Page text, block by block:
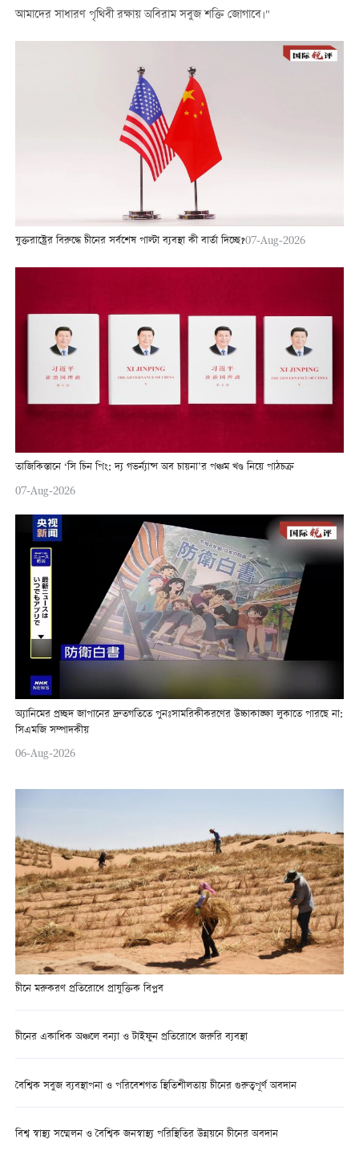
আমাদের সাধারণ পৃথিবী রক্ষায় অবিরাম সবুজ শক্তি জোগাবে।"
যুক্তরাষ্ট্রের বিরুদ্ধে চীনের সর্বশেষ পাল্টা ব্যবস্থা কী বার্তা দিচ্ছে?07-Aug-2026
তাজিকিস্তানে ‘সি চিন পিং: দ্য গভর্ন্যান্স অব চায়না’র পঞ্চম খণ্ড নিয়ে পাঠচক্র
07-Aug-2026
অ্যানিমের প্রচ্ছদ জাপানের দ্রুতগতিতে পুনঃসামরিকীকরণের উচ্চাকাঙ্ক্ষা লুকাতে পারছে না:
সিএমজি সম্পাদকীয়
06-Aug-2026
চীনে মরুকরণ প্রতিরোধে প্রাযুক্তিক বিপ্লব
চীনের একাধিক অঞ্চলে বন্যা ও টাইফুন প্রতিরোধে জরুরি ব্যবস্থা
বৈশ্বিক সবুজ ব্যবস্থাপনা ও পরিবেশগত স্থিতিশীলতায় চীনের গুরুত্বপূর্ণ অবদান
বিশ্ব স্বাস্থ্য সম্মেলন ও বৈশ্বিক জনস্বাস্থ্য পরিস্থিতির উন্নয়নে চীনের অবদান